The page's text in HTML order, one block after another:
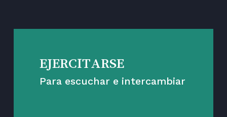
EJERCITARSE
Para escuchar e intercambiar